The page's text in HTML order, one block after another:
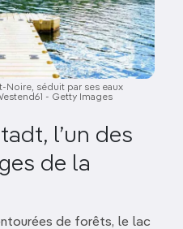
Noire, séduit par ses eaux
- Getty Images
l’un des
de la
de forêts, le lac